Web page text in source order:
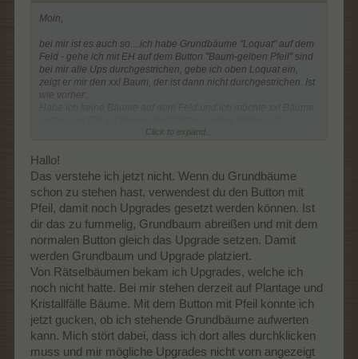
Moin,
bei mir ist es auch so....ich habe Grundbäume "Loquat" auf dem
Feld - gehe ich mit EH auf dem Button "Baum-gelben Pfeil" sind
bei mir alle Ups durchgestrichen, gebe ich oben Loquat ein,
zeigt er mir den xxl Baum, der ist dann nicht durchgestrichen. Ist
wie vorher..
Upgrades klicken, Baum auswählen und alle xxl ausgewählte
natürlich auch, wenn ich schon Grundbäume stehen habe.
Click to expand...
Hallo!
Das verstehe ich jetzt nicht. Wenn du Grundbäume
schon zu stehen hast, verwendest du den Button mit
Pfeil, damit noch Upgrades gesetzt werden können. Ist
dir das zu fummelig, Grundbaum abreißen und mit dem
normalen Button gleich das Upgrade setzen. Damit
werden Grundbaum und Upgrade platziert.
Von Rätselbäumen bekam ich Upgrades, welche ich
noch nicht hatte. Bei mir stehen derzeit auf Plantage und
Kristallfälle Bäume. Mit dem Button mit Pfeil konnte ich
jetzt gucken, ob ich stehende Grundbäume aufwerten
kann. Mich stört dabei, dass ich dort alles durchklicken
muss und mir mögliche Upgrades nicht vorn angezeigt